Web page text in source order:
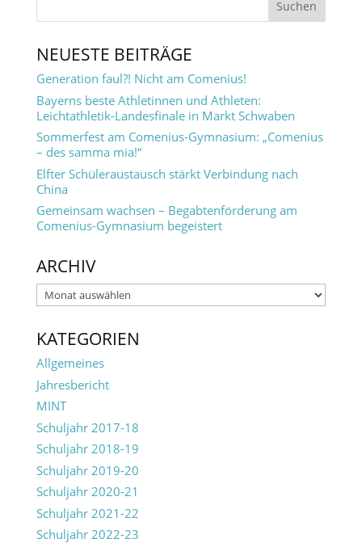
NEUESTE BEITRÄGE
Generation faul?! Nicht am Comenius!
Bayerns beste Athletinnen und Athleten:
Leichtathletik-Landesfinale in Markt Schwaben
Sommerfest am Comenius-Gymnasium: „Comenius
– des samma mia!“
Elfter Schüleraustausch stärkt Verbindung nach
China
Gemeinsam wachsen – Begabtenförderung am
Comenius-Gymnasium begeistert
ARCHIV
Archiv
KATEGORIEN
Allgemeines
Jahresbericht
MINT
Schuljahr 2017-18
Schuljahr 2018-19
Schuljahr 2019-20
Schuljahr 2020-21
Schuljahr 2021-22
Schuljahr 2022-23